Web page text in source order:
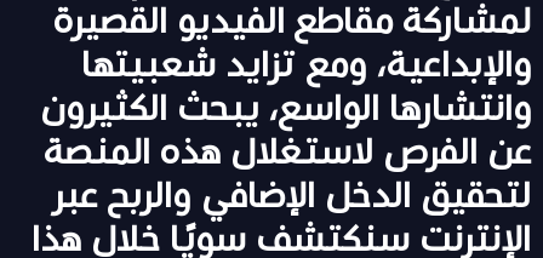
لمشاركة مقاطع الفيديو القصيرة
والإبداعية، ومع تزايد شعبيتها
وانتشارها الواسع، يبحث الكثيرون
عن الفرص لاستغلال هذه المنصة
لتحقيق الدخل الإضافي والربح عبر
الإنترنت سنكتشف سويًا خلال هذا